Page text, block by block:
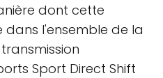
dont cette
dans l'ensemble de la
Sport Direct Shift